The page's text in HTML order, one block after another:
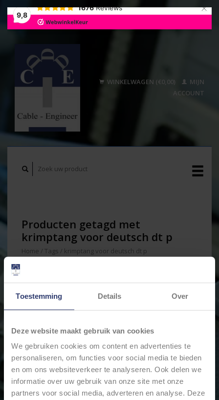
Toestemming Details Over
Deze website maakt gebruik van cookies
We gebruiken cookies om content en advertenties te
personaliseren, om functies voor social media te bieden
en om ons websiteverkeer te analyseren. Ook delen we
informatie over uw gebruik van onze site met onze
partners voor social media, adverteren en analyse. Deze
9,8
1676 Reviews ×
WINKELWAGEN (€0,00)
MIJN
ACCOUNT
Producten getagd met
krimptang voor deutsch dt p
Home / Tags / krimptang voor deutsch dt p
Min: €0 Max: €150